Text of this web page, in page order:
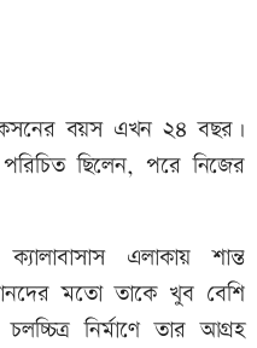
বয়স এখন ২৪ বছর।
পরিচিত ছিলেন, পরে নিজের
ক্যালাবাসাস এলাকায় শান্ত
মতো তাকে খুব বেশি
নির্মাণে তার আগ্রহ